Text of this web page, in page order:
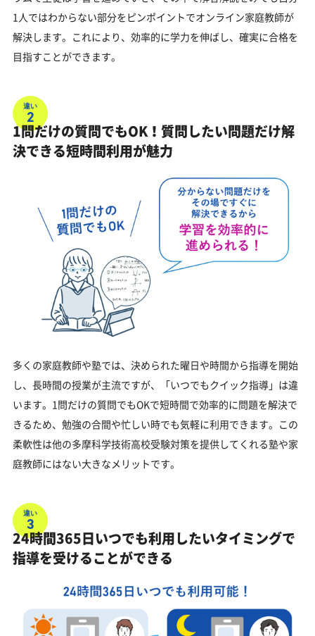
1人ではわからない部分をピンポイントでオンライン家庭教師が
解決します。これにより、効率的に学力を伸ばし、確実に合格を
目指すことができます。
違い
2
1問だけの質問でもOK！質問したい問題だけ解
決できる短時間利用が魅力
多くの家庭教師や塾では、決められた曜日や時間から指導を開始
し、長時間の授業が主流ですが、「いつでもクイック指導」は違
います。1問だけの質問でもOKで短時間で効率的に問題を解決で
きるため、勉強の合間や忙しい時でも気軽に利用できます。この
柔軟性は他の多摩科学技術高校受験対策を提供してくれる塾や家
庭教師にはない大きなメリットです。
違い
3
24時間365日いつでも利用したいタイミングで
指導を受けることができる